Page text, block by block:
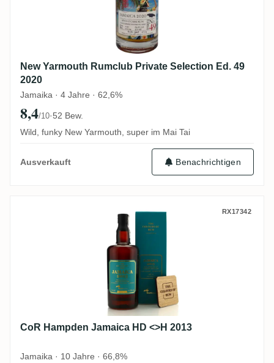
New Yarmouth Rumclub Private Selection Ed. 49
2020
Jamaika · 4 Jahre · 62,6%
8,4/10·52 Bew.
Wild, funky New Yarmouth, super im Mai Tai
Ausverkauft Benachrichtigen
CoR Hampden Jamaica HD <>H 2013
RX17342
CoR Hampden Jamaica HD <>H 2013
Jamaika · 10 Jahre · 66,8%